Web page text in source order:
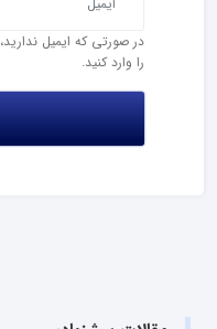
را وارد کنید.